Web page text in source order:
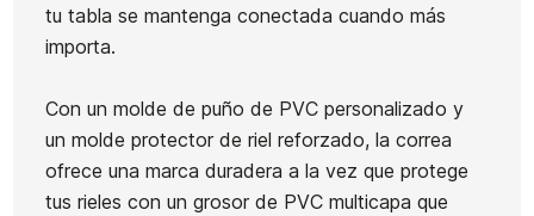
tu tabla se mantenga conectada cuando más
importa.
Con un molde de puño de PVC personalizado y
un molde protector de riel reforzado, la correa
ofrece una marca duradera a la vez que protege
tus rieles con un grosor de PVC multicapa que
Ean13
Estuche Quillas Channel
Islands
Jarra Yeti Rambler 591
ml Amarillo
-10% 36,00 €